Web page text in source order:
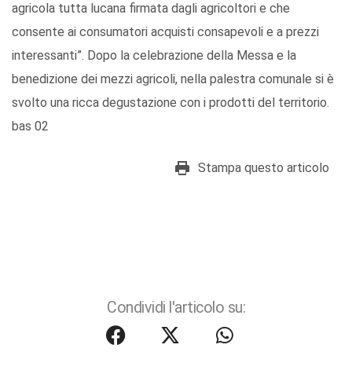
agricola tutta lucana firmata dagli agricoltori e che
consente ai consumatori acquisti consapevoli e a prezzi
interessanti”. Dopo la celebrazione della Messa e la
benedizione dei mezzi agricoli, nella palestra comunale si è
svolto una ricca degustazione con i prodotti del territorio.
bas 02
Stampa questo articolo
Condividi l'articolo su: